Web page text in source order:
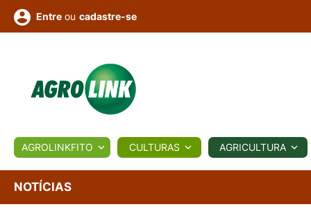
BIOLÓGICOS COTAÇÕES NOTÍCIAS
Entre ou cadastre-se
AGROLINKFITO CULTURAS AGRICULTURA
NOTÍCIAS